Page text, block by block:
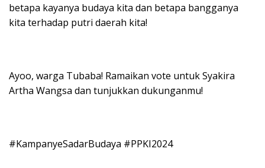
betapa kayanya budaya kita dan betapa bangganya
kita terhadap putri daerah kita!
Ayoo, warga Tubaba! Ramaikan vote untuk Syakira
Artha Wangsa dan tunjukkan dukunganmu!
#KampanyeSadarBudaya #PPKI2024